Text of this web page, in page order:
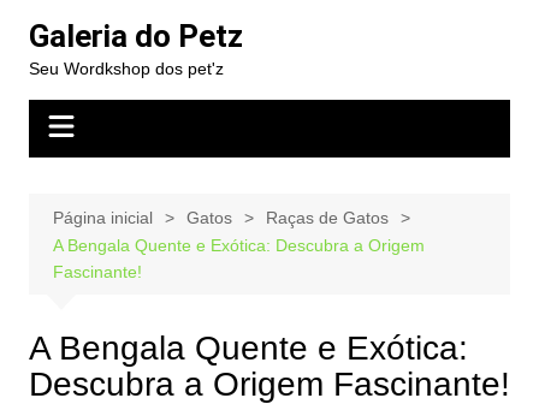
para
conteúdo
Galeria do Petz
Seu Wordkshop dos pet'z
Página inicial Gatos
Raças de Gatos
A Bengala Quente e Exótica: Descubra a Origem
Fascinante!
A Bengala Quente e Exótica:
Descubra a Origem Fascinante!